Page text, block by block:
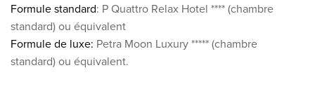
Formule standard: P Quattro Relax Hotel **** (chambre
standard) ou équivalent
Formule de luxe: Petra Moon Luxury ***** (chambre
standard) ou équivalent.